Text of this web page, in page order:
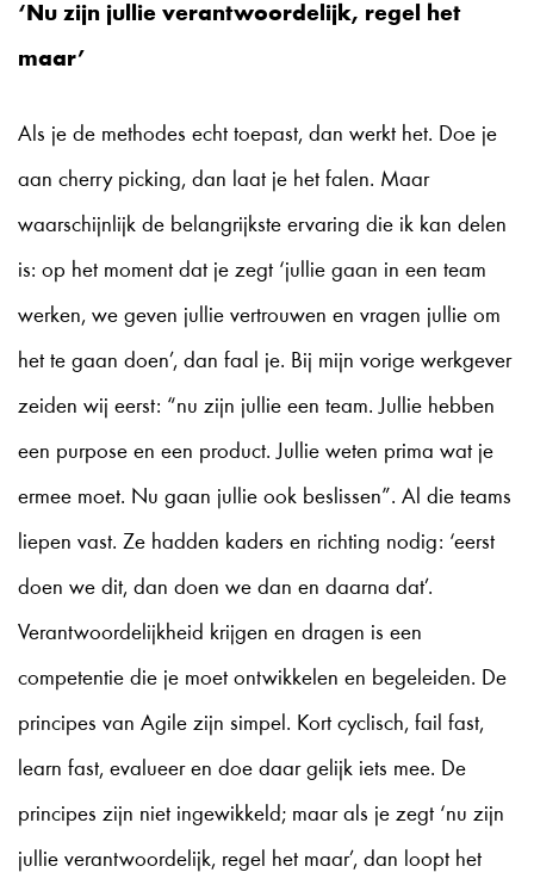
‘Nu zijn jullie verantwoordelijk, regel het
maar’
Als je de methodes echt toepast, dan werkt het. Doe je
aan cherry picking, dan laat je het falen. Maar
waarschijnlijk de belangrijkste ervaring die ik kan delen
is: op het moment dat je zegt ‘jullie gaan in een team
werken, we geven jullie vertrouwen en vragen jullie om
het te gaan doen’, dan faal je. Bij mijn vorige werkgever
zeiden wij eerst: “nu zijn jullie een team. Jullie hebben
een purpose en een product. Jullie weten prima wat je
ermee moet. Nu gaan jullie ook beslissen”. Al die teams
liepen vast. Ze hadden kaders en richting nodig: ‘eerst
doen we dit, dan doen we dan en daarna dat’.
Verantwoordelijkheid krijgen en dragen is een
competentie die je moet ontwikkelen en begeleiden. De
principes van Agile zijn simpel. Kort cyclisch, fail fast,
learn fast, evalueer en doe daar gelijk iets mee. De
principes zijn niet ingewikkeld; maar als je zegt ‘nu zijn
jullie verantwoordelijk, regel het maar’, dan loopt het